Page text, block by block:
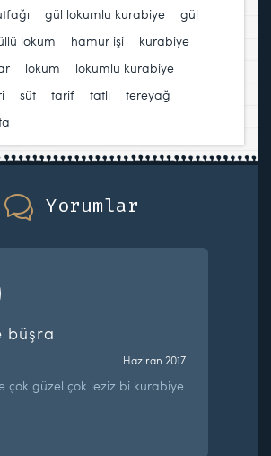
gül lokumlu kurabiye
gül
lokum hamur işi kurabiye
lokum lokumlu kurabiye
süt tarif tatlı tereyağ
Yorumlar
büşra
Haziran 2017
çok güzel çok leziz bi kurabiye